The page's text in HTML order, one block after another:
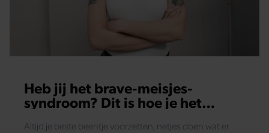
Heb jij het brave-meisjes-
syndroom? Dit is hoe je het
Altijd je beste beentje voorzetten, netjes doen wat er